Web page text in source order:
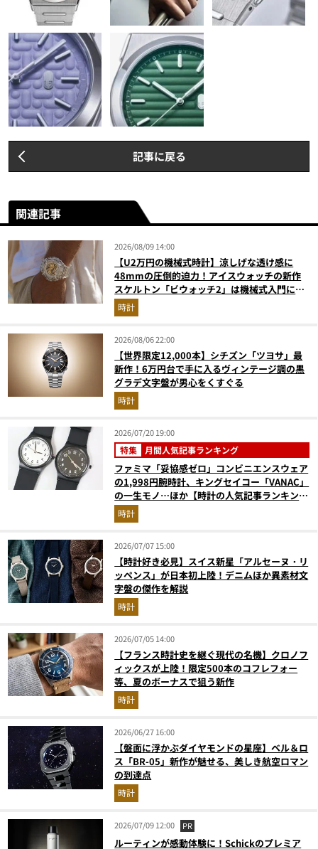
記事に戻る
関連記事
2026/08/09 14:00
【U2万円の機械式時計】涼しげな透け感に
48mmの圧倒的迫力！アイスウォッチの新作
スケルトン「ビウォッチ2」は機械式入門にも
最適な一本
時計
2026/08/06 22:00
【世界限定12,000本】シチズン「ツヨサ」最
新作！6万円台で手に入るヴィンテージ調の黒
グラデ文字盤が男心をくすぐる
時計
2026/07/20 19:00
特集 月間人気記事ランキング
ファミマ「妥協感ゼロ」コンビニエンスウェア
の1,998円腕時計、キングセイコー「VANAC」
の一生モノ…ほか【時計の人気記事ランキング
ベスト3】（2026年6月版）
時計
2026/07/07 15:00
【時計好き必見】スイス新星「アルセーヌ・リ
ッペンス」が日本初上陸！デニムほか異素材文
字盤の傑作を解説
時計
2026/07/05 14:00
【フランス時計史を継ぐ現代の名機】クロノフ
ィックスが上陸！限定500本のコフレフォー
等、夏のボーナスで狙う新作
時計
2026/06/27 16:00
【盤面に浮かぶダイヤモンドの星座】ベル＆ロ
ス「BR-05」新作が魅せる、美しき航空ロマン
の到達点
時計
2026/07/09 12:00 PR
ルーティンが感動体験に！Schickのプレミア